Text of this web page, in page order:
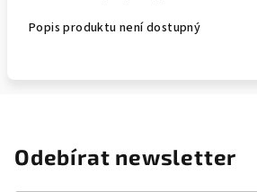
Popis produktu není dostupný
Odebírat newsletter